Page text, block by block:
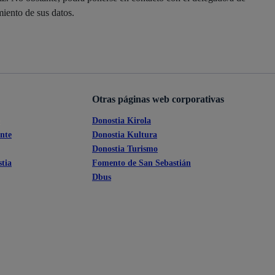
de sus datos.
Otras páginas web corporativas
Donostia Kirola
Donostia Kultura
Donostia Turismo
Fomento de San Sebastián
Dbus